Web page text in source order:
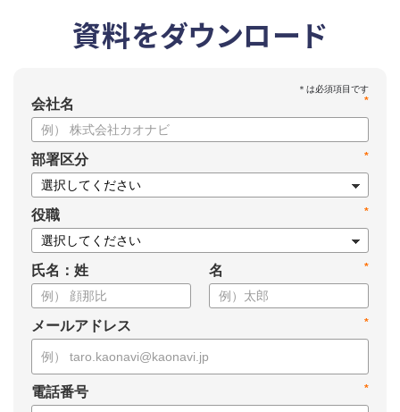
資料をダウンロード
*
会社名
*
部署区分
*
役職
氏名：姓 *
名
*
メールアドレス
*
電話番号